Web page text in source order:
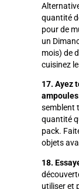
quantité
pour de
un
mois) de
cuisinez
17. Ayez
semblent
quantité
pack.
objets
18.
utiliser et